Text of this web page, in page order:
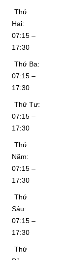
Thứ
Hai:
07:15 –
17:30
Thứ Ba:
07:15 –
17:30
Thứ Tư:
07:15 –
17:30
Thứ
Năm:
07:15 –
17:30
Thứ
Sáu:
07:15 –
17:30
Thứ